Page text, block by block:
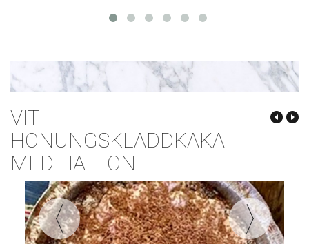
VIT
HONUNGSKLADDKAKA
MED HALLON